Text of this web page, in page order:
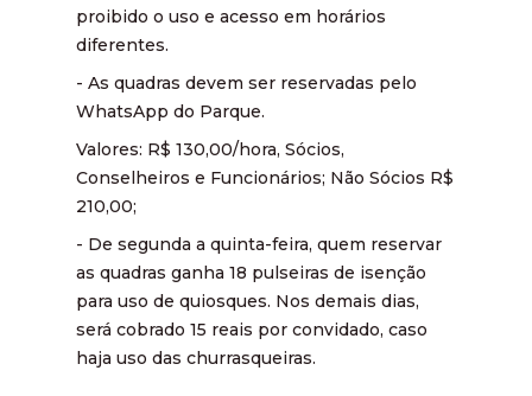
proibido o uso e acesso em horários
diferentes.
- As quadras devem ser reservadas pelo
WhatsApp do Parque.
Valores: R$ 130,00/hora, Sócios,
Conselheiros e Funcionários; Não Sócios R$
210,00;
- De segunda a quinta-feira, quem reservar
as quadras ganha 18 pulseiras de isenção
para uso de quiosques. Nos demais dias,
será cobrado 15 reais por convidado, caso
haja uso das churrasqueiras.